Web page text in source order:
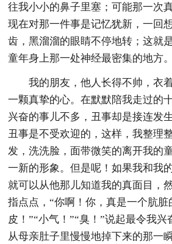
往我小小的鼻子里塞；可能那一次
现在对那一件事是记忆犹新，一回
齿，黑溜溜的眼睛不停地转；这
童年身上那一处神经最密集的地方。
我的朋友，他人长得不帅，衣
一颗真挚的心。在默默陪我走过的
兴奋的事儿不多，丑事却是接连发
丑事是不受欢迎的，这样，我整理
发，洗洗脸，面带微笑的离开我的
一新的形象。但是呢！如果我和我
就可以从他那儿知道我的真面目，
指点点，“你啊！你，真是一个肮脏
皮！”“小气！”“臭！”说起最令我
从母亲肚子里慢慢地掉下来的那一